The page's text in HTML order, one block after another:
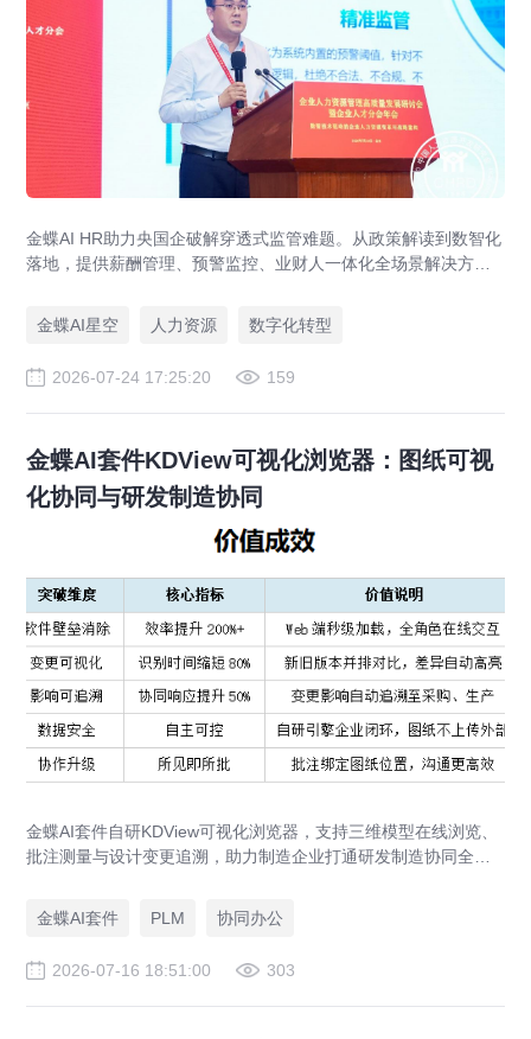
金蝶AI HR助力央国企破解穿透式监管难题。从政策解读到数智化
落地，提供薪酬管理、预警监控、业财人一体化全场景解决方
金蝶AI星空
人力资源 数字化转型
2026-07-24 17:25:20 159
金蝶AI套件KDView可视化浏览器：图纸可视
化协同与研发制造协同
金蝶AI套件自研KDView可视化浏览器，支持三维模型在线浏览、
批注测量与设计变更追溯，助力制造企业打通研发制造协同全链
金蝶AI套件
PLM 协同办公
2026-07-16 18:51:00 303